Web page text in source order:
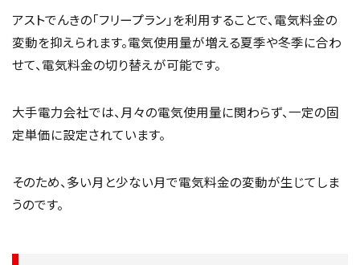
アストでんきの「フリープラン」を利用することで、電気料金の
変動を抑えられます。電気使用量が増える夏季や冬季に合わ
せて、電気料金の切り替えが可能です。
大手電力会社では、月々の電気使用量に関わらず、一定の固
定単価に設定されています。
そのため、多い月と少ない月で電気料金の変動が生じてしま
うのです。